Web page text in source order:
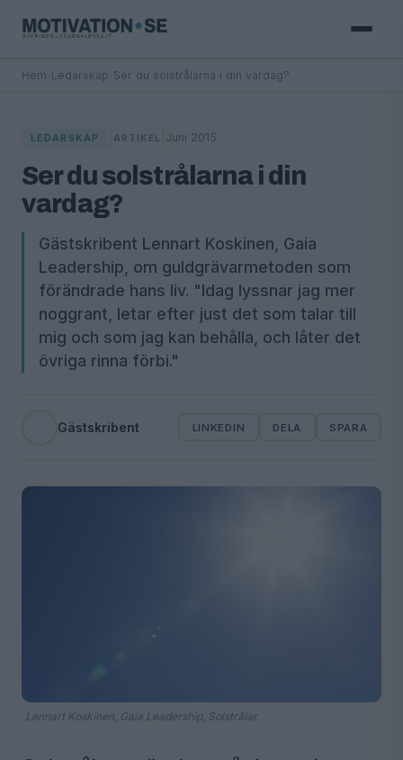
Hem Ledarskap Ser du solstrålarna i din vardag?
LEDARSKAP ARTIKEL Juni 2015
Ser du solstrålarna i din
vardag?
Gästskribent Lennart Koskinen, Gaia
Leadership, om guldgrävarmetoden som
förändrade hans liv. "Idag lyssnar jag mer
noggrant, letar efter just det som talar till
mig och som jag kan behålla, och låter det
övriga rinna förbi."
Gästskribent LINKEDIN DELA SPARA
Lennart Koskinen, Gaia Leadership, Solstrålar